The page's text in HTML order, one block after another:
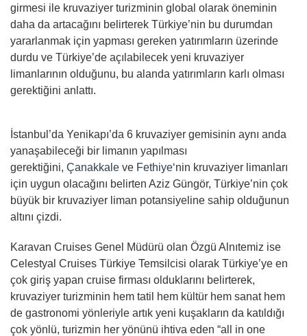
girmesi ile kruvaziyer turizminin global olarak öneminin
daha da artacağını belirterek Türkiye’nin bu durumdan
yararlanmak için yapması gereken yatırımların üzerinde
durdu ve Türkiye’de açılabilecek yeni kruvaziyer
limanlarının olduğunu, bu alanda yatırımların karlı olması
gerektiğini anlattı.
İstanbul’da Yenikapı’da 6 kruvaziyer gemisinin aynı anda
yanaşabileceği bir limanın yapılması
gerektiğini, Çanakkale ve Fethiye‘nin kruvaziyer limanları
için uygun olacağını belirten Aziz Güngör, Türkiye’nin çok
büyük bir kruvaziyer liman potansiyeline sahip olduğunun
altını çizdi.
Karavan Cruises Genel Müdürü olan Özgü Alnıtemiz ise
Celestyal Cruises Türkiye Temsilcisi olarak Türkiye’ye en
çok giriş yapan cruise firması olduklarını belirterek,
kruvaziyer turizminin hem tatil hem kültür hem sanat hem
de gastronomi yönleriyle artık yeni kuşakların da katıldığı
çok yönlü, turizmin her yönünü ihtiva eden “all in one